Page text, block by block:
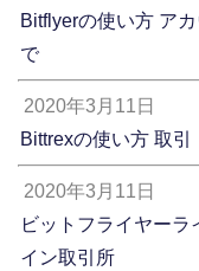
Bitflyerの使い方 ア
で
2020年3月11日
Bittrexの使い方 取
2020年3月11日
ビットフライヤーラ
イン取引所